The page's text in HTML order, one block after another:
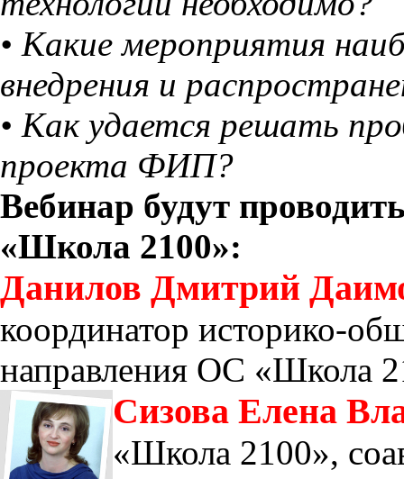
• Какие мероприятия
внедрения и
• Как удается решать
проекта ФИП?
Вебинар будут
«Школа 2100»:
Данилов Дмитрий
координатор историко-
направления ОС «Школа
Cизова Елена
«Школа 2100»,